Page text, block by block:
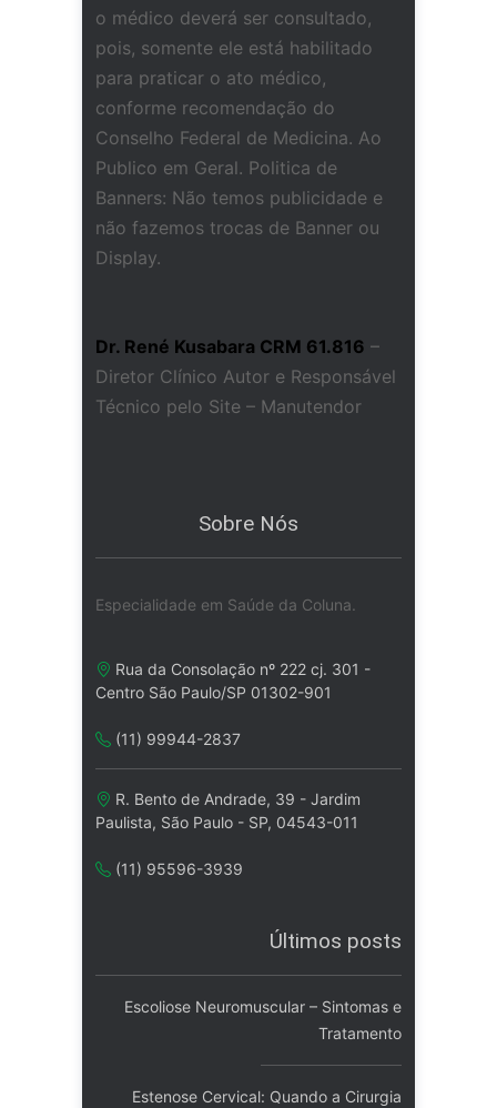
o médico deverá ser consultado,
pois, somente ele está habilitado
para praticar o ato médico,
conforme recomendação do
Conselho Federal de Medicina. Ao
Publico em Geral. Politica de
Banners: Não temos publicidade e
não fazemos trocas de Banner ou
Display.
Dr. René Kusabara CRM 61.816 –
Diretor Clínico Autor e Responsável
Técnico pelo Site – Manutendor
Sobre Nós
Especialidade em Saúde da Coluna.
Rua da Consolação nº 222 cj. 301 -
Centro São Paulo/SP 01302-901
(11) 99944-2837
R. Bento de Andrade, 39 - Jardim
Paulista, São Paulo - SP, 04543-011
(11) 95596-3939
Últimos posts
Escoliose Neuromuscular – Sintomas e
Tratamento
Estenose Cervical: Quando a Cirurgia